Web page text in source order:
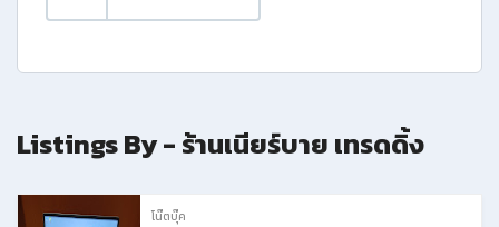
Listings By - ร้านเนียร์บาย เทรดดิ้ง
โน๊ตบุ๊ค